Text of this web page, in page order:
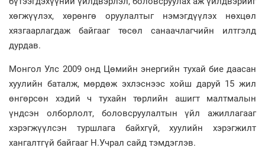
хөгжүүлэх, хөрөнгө оруулалтыг нэмэгдүүлэх нөхцөл
хязгаарлагдаж байгааг төсөл санаачлагчийн илтгэлд
дурдав.
Монгол Улс 2009 онд Цөмийн энергийн тухай бие даасан
хуулийн баталж, мөрдөж эхлэснээс хойш даруй 15 жил
өнгөрсөн хэдий ч тухайн төрлийн ашигт малтмалын
үндсэн олборлолт, боловсруулалтын үйл ажиллагааг
хэрэгжүүлсэн туршлага байхгүй, хуулийн хэрэгжилт
хангалтгүй байгааг Н.Учрал сайд тэмдэглэв.